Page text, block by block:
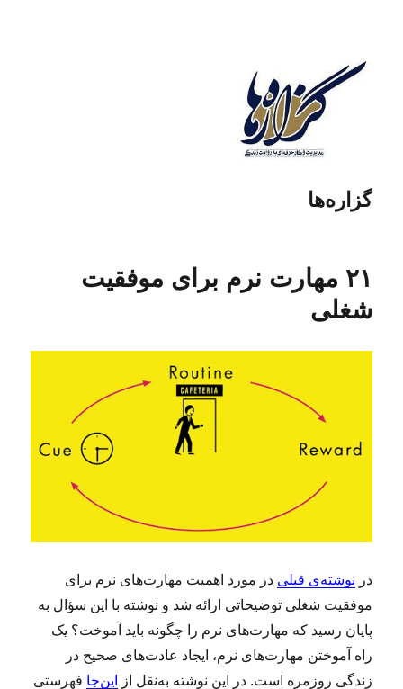
گزاره‌ها
۲۱ مهارت نرم برای موفقیت
شغلی
در نوشته‌ی قبلی در مورد اهمیت مهارت‌های نرم برای
موفقیت شغلی توضیحاتی ارائه شد و نوشته با این سؤال به
پایان رسید که مهارت‌های نرم را چگونه باید آموخت؟ یک
راه آموختن مهارت‌های نرم، ایجاد عادت‌های صحیح در
زندگی روزمره است. در این نوشته به‌نقل از
این‌جا فهرستی